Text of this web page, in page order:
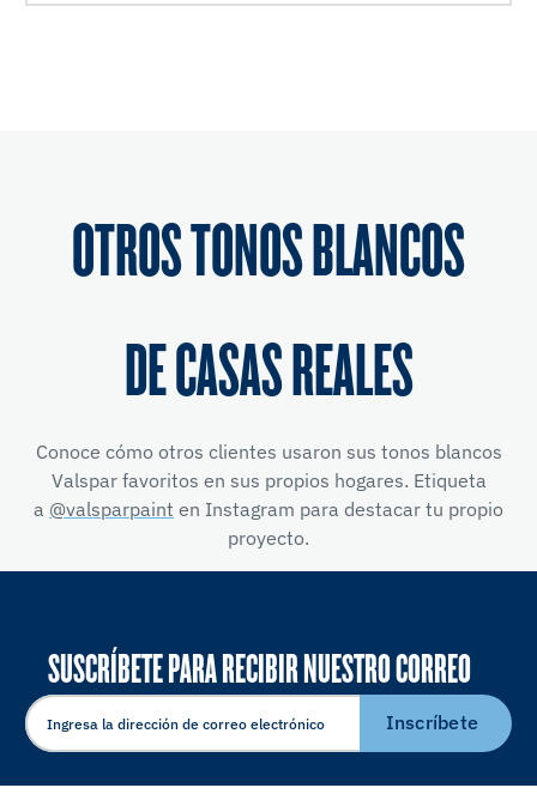
OTROS TONOS BLANCOS
DE CASAS REALES
Conoce cómo otros clientes usaron sus tonos blancos
Valspar favoritos en sus propios hogares. Etiqueta
a @valsparpaint en Instagram para destacar tu propio
proyecto.
SUSCRÍBETE PARA RECIBIR NUESTRO CORREO
ELECTRÓNICO
Inscríbete